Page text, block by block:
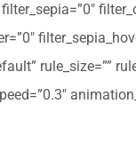
rule_size=””